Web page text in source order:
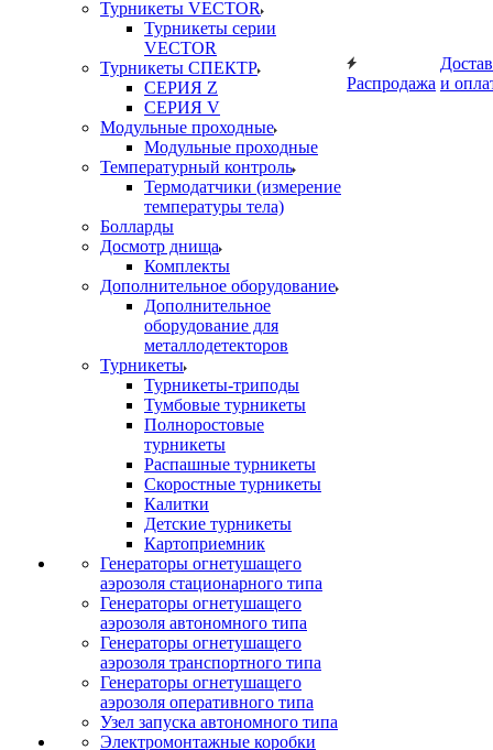
Турникеты VECTOR
Турникеты серии
VECTOR
Турникеты СПЕКТР
СЕРИЯ Z
СЕРИЯ V
Модульные проходные
Модульные проходные
Температурный контроль
Термодатчики (измерение
температуры тела)
Болларды
Досмотр днища
Комплекты
Дополнительное оборудование
Дополнительное
оборудование для
металлодетекторов
Турникеты
Турникеты-триподы
Тумбовые турникеты
Полноростовые
турникеты
Распашные турникеты
Скоростные турникеты
Калитки
Детские турникеты
Картоприемник
Генераторы огнетушащего
аэрозоля стационарного типа
Генераторы огнетушащего
аэрозоля автономного типа
Генераторы огнетушащего
аэрозоля транспортного типа
Генераторы огнетушащего
аэрозоля оперативного типа
Узел запуска автономного типа
Электромонтажные коробки
Распродажа и